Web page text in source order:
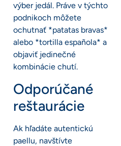
výber jedál. Práve v týchto
podnikoch môžete
ochutnať *patatas bravas*
alebo *tortilla española* a
objaviť jedinečné
kombinácie chutí.
Odporúčané
reštaurácie
Ak hľadáte autentickú
paellu, navštívte